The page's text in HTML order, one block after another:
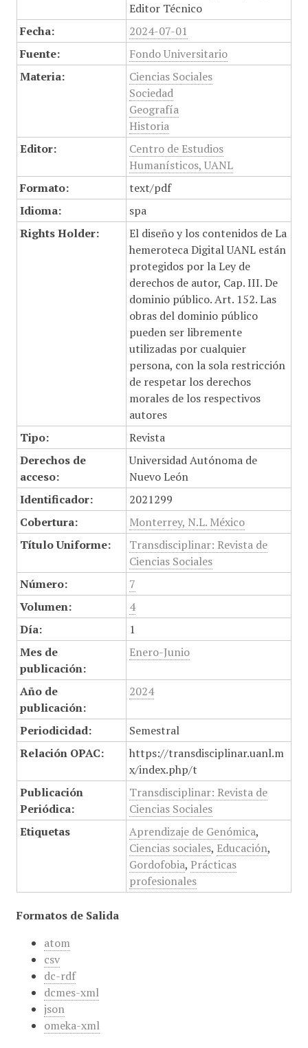
Editor Técnico
Fecha:
2024-07-01
Fuente:
Fondo Universitario
Materia:
Ciencias Sociales
Sociedad
Geografía
Historia
Editor:
Centro de Estudios
Humanísticos, UANL
Formato:
text/pdf
Idioma:
spa
Rights Holder:
El diseño y los contenidos de La
hemeroteca Digital UANL están
protegidos por la Ley de
derechos de autor, Cap. III. De
dominio público. Art. 152. Las
obras del dominio público
pueden ser libremente
utilizadas por cualquier
persona, con la sola restricción
de respetar los derechos
morales de los respectivos
autores
Tipo:
Revista
Derechos de
acceso:
Universidad Autónoma de
Nuevo León
Identificador:
2021299
Cobertura:
Monterrey, N.L. México
Título Uniforme:
Transdisciplinar: Revista de
Ciencias Sociales
Número:
7
Volumen:
4
Día:
1
Mes de
publicación:
Enero-Junio
Año de
publicación:
2024
Periodicidad:
Semestral
Relación OPAC:
https://transdisciplinar.uanl.m
x/index.php/t
Publicación
Periódica:
Transdisciplinar: Revista de
Ciencias Sociales
Etiquetas
Aprendizaje de Genómica,
Ciencias sociales, Educación,
Gordofobia, Prácticas
profesionales
Formatos de Salida
atom
csv
dc-rdf
dcmes-xml
json
omeka-xml